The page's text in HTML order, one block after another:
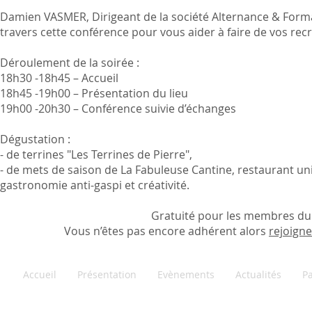
Damien VASMER, Dirigeant de la société Alternance &
travers cette conférence pour vous aider à faire de vos
Déroulement de la soirée :
18h30 -18h45 – Accueil
18h45 -19h00 – Présentation du lieu
19h00 -20h30 – Conférence suivie d’échanges
Dégustation :
- de terrines "Les Terrines de Pierre",
- de mets de saison de La Fabuleuse Cantine, restaurant
gastronomie anti-gaspi et créativité.
Gratuité pour les membres
Vous n’êtes pas encore adhérent alors
Accueil Présentation Evènements Actualités